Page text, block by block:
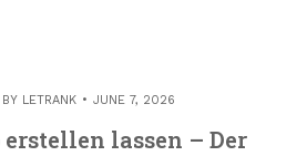
LETRANK JUNE 7, 2026
lassen – Der